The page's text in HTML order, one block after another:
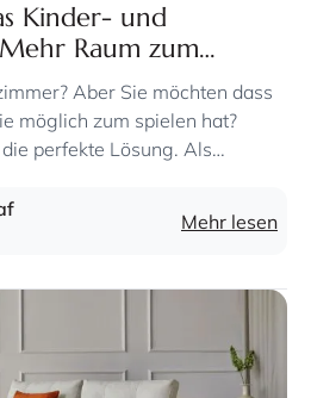
Kinder- und
Raum zum
Aber Sie möchten dass
möglich zum spielen hat?
perfekte Lösung. Als
Mehr lesen